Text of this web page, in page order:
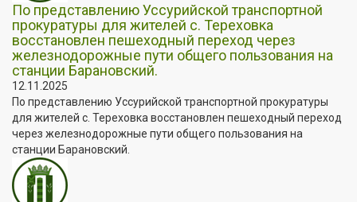
По представлению Уссурийской транспортной
прокуратуры для жителей с. Тереховка
восстановлен пешеходный переход через
железнодорожные пути общего пользования на
станции Барановский.
12.11.2025
По представлению Уссурийской транспортной прокуратуры
для жителей с. Тереховка восстановлен пешеходный переход
через железнодорожные пути общего пользования на
станции Барановский.